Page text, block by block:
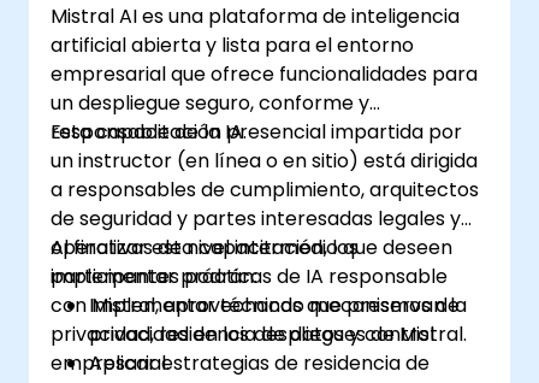
Mistral AI es una plataforma de inteligencia
artificial abierta y lista para el entorno
empresarial que ofrece funcionalidades para
un despliegue seguro, conforme y
responsable de la IA.
Esta capacitación presencial impartida por
un instructor (en línea o en sitio) está dirigida
a responsables de cumplimiento, arquitectos
de seguridad y partes interesadas legales y
operativas de nivel intermedio que deseen
implementar prácticas de IA responsable
con Mistral, aprovechando mecanismos de
privacidad, residencia de datos y control
empresarial.
Al finalizar esta capacitación, los
participantes podrán:
Implementar técnicas que preservan la
privacidad en los despliegues de Mistral.
Aplicar estrategias de residencia de